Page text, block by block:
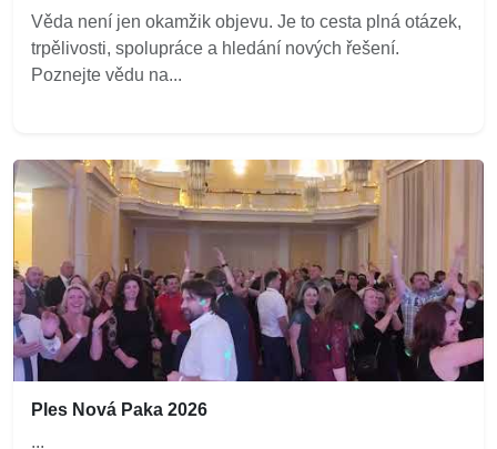
Věda není jen okamžik objevu. Je to cesta plná otázek,
trpělivosti, spolupráce a hledání nových řešení.
Poznejte vědu na...
Ples Nová Paka 2026
...